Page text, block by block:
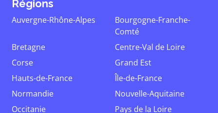
Régions
Auvergne-Rhône-Alpes
Bourgogne-Franche-
Comté
Bretagne
Centre-Val de Loire
Corse
Grand Est
Hauts-de-France
Île-de-France
Normandie
Nouvelle-Aquitaine
Occitanie
Pays de la Loire